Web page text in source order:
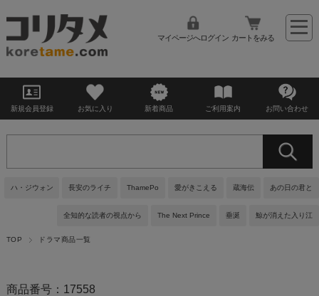
マイページへログイン カートをみる
新規会員登録 お気に入り 新着商品 ご利用案内 お問い合わせ
ハ・ジウォン 長安のライチ ThamePo 愛がきこえる 蔵海伝 あの日の君と
全知的な読者の視点から The Next Prince 垂涎 鯨が消えた入り江
TOP ドラマ商品一覧
商品番号：17558